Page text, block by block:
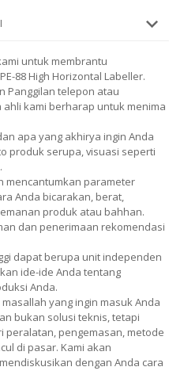
untuk membrantu
88 High Horizontal Labeller.
Panggilan telepon atau
kami berharap untuk menima
apa yang akhirya ingin Anda
produk serupa, visuasi seperti
mencantumkan parameter
Anda bicarakan, berat,
produk atau bahhan.
dan penerimaan rekomendasi
dapat berupa unit independen
ide-ide Anda tentang
Anda.
yang ingin masuk Anda
bukan solusi teknis, tetapi
peralatan, pengemasan, metode
di pasar. Kami akan
dengan Anda cara